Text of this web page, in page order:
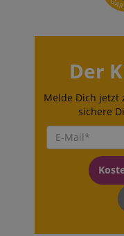
Der
Melde Dich jetzt
sichere